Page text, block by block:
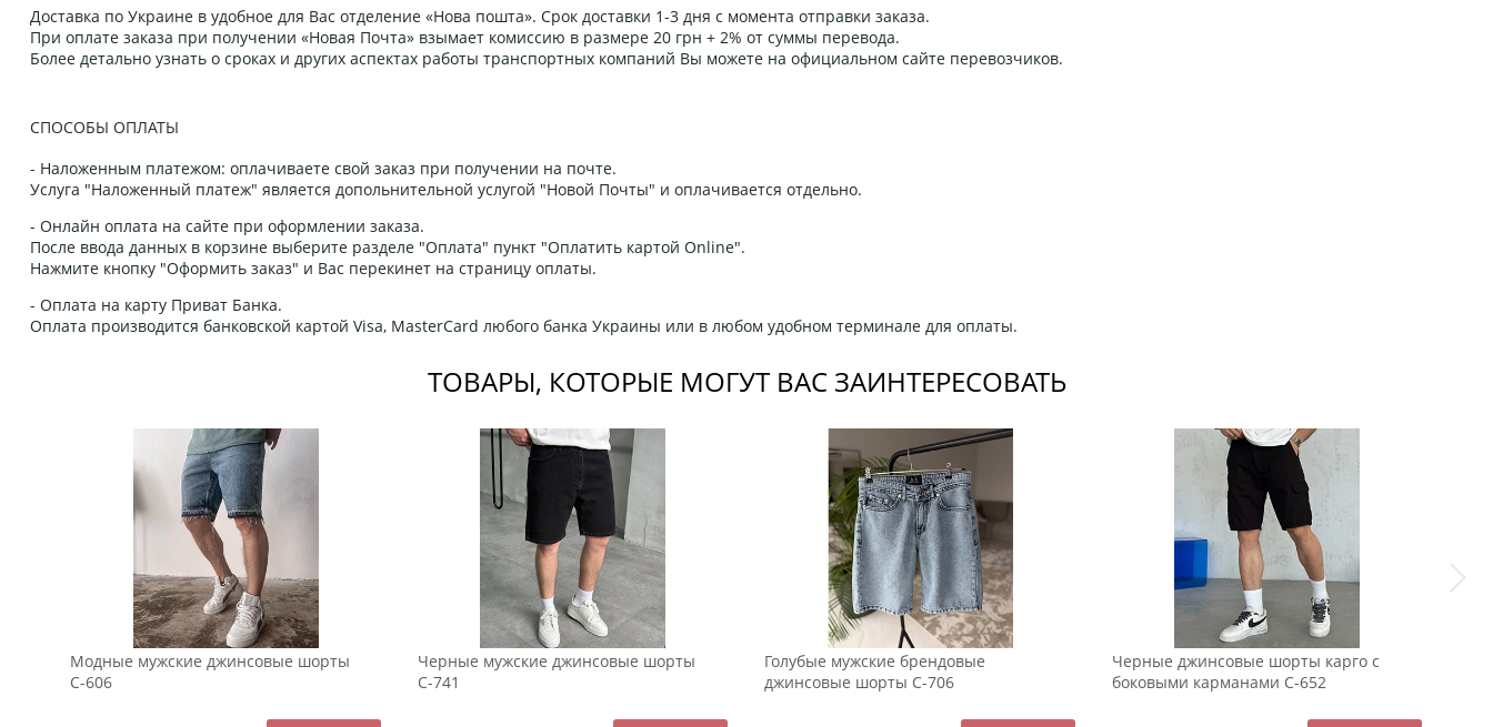
Доставка по Украине в удобное для Вас отделение «Нова пошта». Срок доставки 1-3 дня с момента отправки заказа.
При оплате заказа при получении «Новая Почта» взымает комиссию в размере 20 грн + 2% от суммы перевода.
Более детально узнать о сроках и других аспектах работы транспортных компаний Вы можете на официальном сайте перевозчиков.
СПОСОБЫ ОПЛАТЫ
- Наложенным платежом: оплачиваете свой заказ при получении на почте.
Услуга "Наложенный платеж" является допольнительной услугой "Новой Почты" и оплачивается отдельно.
- Онлайн оплата на сайте при оформлении заказа.
После ввода данных в корзине выберите разделе "Оплата" пункт "Оплатить картой Online".
Нажмите кнопку "Оформить заказ" и Вас перекинет на страницу оплаты.
- Оплата на карту Приват Банка.
Оплата производится банковской картой Visa, MasterCard любого банка Украины или в любом удобном терминале для оплаты.
ТОВАРЫ, КОТОРЫЕ МОГУТ ВАС ЗАИНТЕРЕСОВАТЬ
Модные мужские джинсовые шорты
С-606
Черные мужские джинсовые шорты
С-741
Голубые мужские брендовые
джинсовые шорты С-706
Черные джинсовые шорты карго с
боковыми карманами С-652